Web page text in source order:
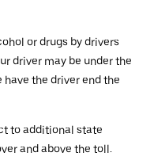
or drugs by drivers
driver may be under the
the driver end the
to additional state
and above the toll.